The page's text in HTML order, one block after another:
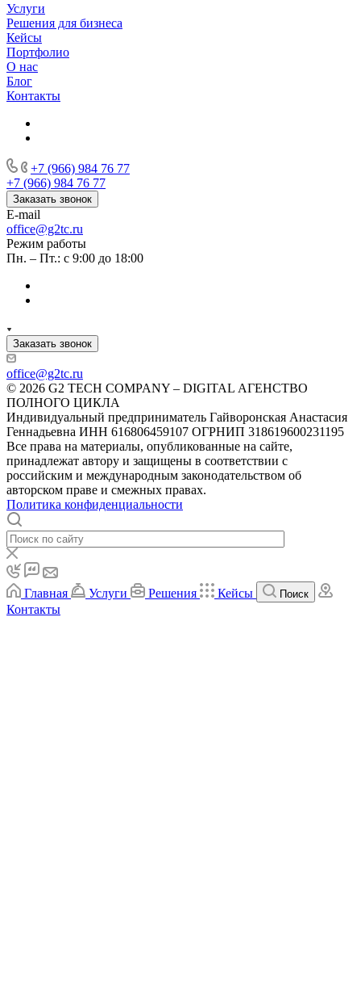
Услуги
Решения для бизнеса
Кейсы
Портфолио
О нас
Блог
Контакты
+7 (966) 984 76 77
+7 (966) 984 76 77
Заказать звонок
E-mail
office@g2tc.ru
Режим работы
Пн. – Пт.: с 9:00 до 18:00
Заказать звонок
office@g2tc.ru
© 2026 G2 TECH COMPANY – DIGITAL АГЕНСТВО
ПОЛНОГО ЦИКЛА
Индивидуальный предприниматель Гайворонская Анастасия
Геннадьевна ИНН 616806459107 ОГРНИП 318619600231195
Все права на материалы, опубликованные на сайте,
принадлежат автору и защищены в соответствии с
российским и международным законодательством об
авторском праве и смежных правах.
Политика конфиденциальности
Главная Услуги Решения Кейсы Поиск
Контакты